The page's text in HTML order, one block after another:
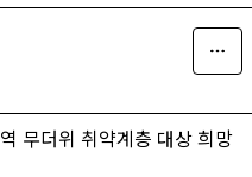
무더위 취약계층 대상 희망